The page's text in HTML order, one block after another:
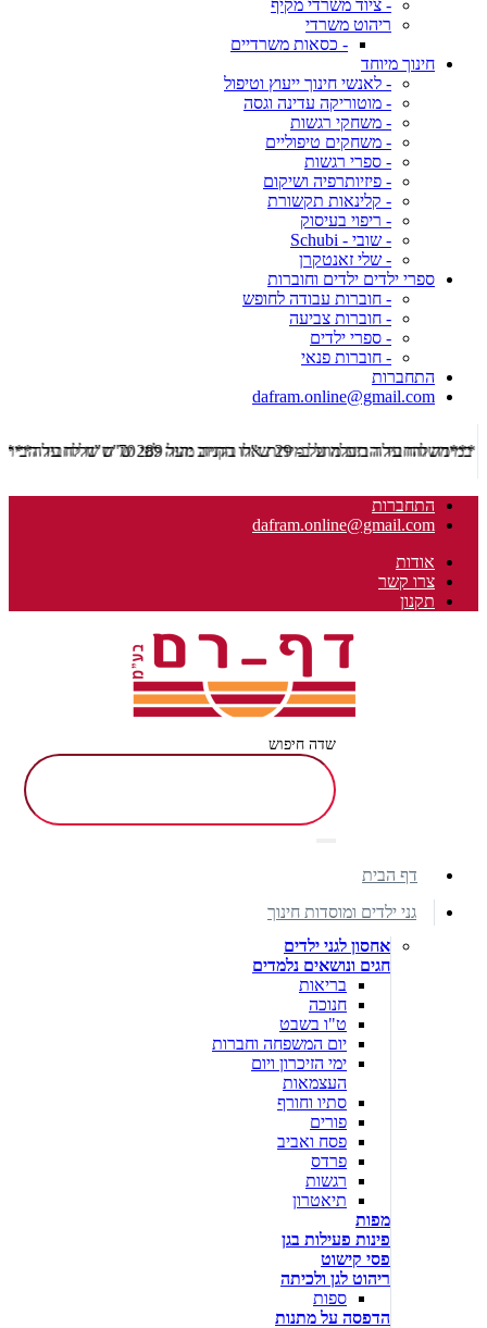
- ציוד משרדי מקיף
ריהוט משרדי
- כסאות משרדיים
חינוך מיוחד
- לאנשי חינוך ייעוץ וטיפול
- מוטוריקה עדינה וגסה
- משחקי רגשות
- משחקים טיפוליים
- ספרי רגשות
- פיזיותרפיה ושיקום
- קלינאות תקשורת
- ריפוי בעיסוק
- שובי - Schubi
- שלי זאנטקרן
ספרי ילדים ילדים וחוברות
- חוברות עבודה לחופש
- חוברות צביעה
- ספרי ילדים
- חוברות פנאי
התחברות
dafram.online@gmail.com
***משלוח עד הבית מוזל ב- 29 ש"ח בקניה מעל 289 ש"ח שליח עד הבית ***
התחברות
dafram.online@gmail.com
אודות
צרו קשר
תקנון
שדה חיפוש
דף הבית
גני ילדים ומוסדות חינוך
אחסון לגני ילדים
חגים ונושאים נלמדים
בריאות
חנוכה
ט"ו בשבט
יום המשפחה וחברות
ימי הזיכרון ויום
העצמאות
סתיו וחורף
פורים
פסח ואביב
פרדס
רגשות
תיאטרון
מפות
פינות פעילות בגן
פסי קישוט
ריהוט לגן ולכיתה
ספות
הדפסה על מתנות